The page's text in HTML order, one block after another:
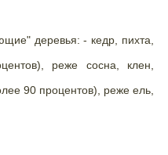
деревья: - кедр, пихта,
реже сосна, клен,
90 процентов), реже ель,